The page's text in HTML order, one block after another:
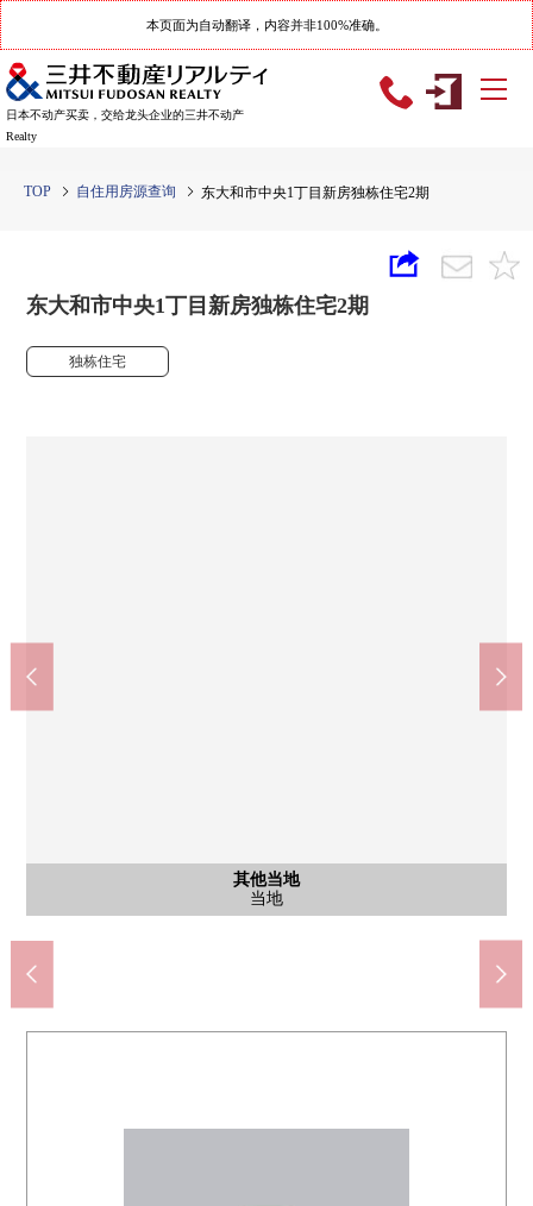
本页面为自动翻译，内容并非100%准确。
日本不动产买卖，交给龙头企业的三井不动产
Realty
TOP 自住用房源查询 东大和市中央1丁目新房独栋住宅2期
东大和市中央1丁目新房独栋住宅2期
独栋住宅
其他当地
当地
其他当地
当地
其他当地
当地
其他当地
当地
含有前面道路的外观
含有前面道路的外观
含有前面道路的外观
含有前面道路的外观
东大和医院(约700m)
东大和市政府机关(约900m)
第5小学(约1200m)
第3中学(约850m)